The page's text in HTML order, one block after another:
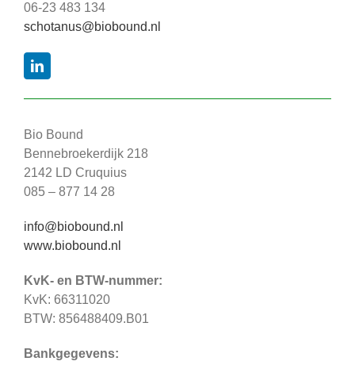
06-23 483 134
schotanus@biobound.nl
Bio Bound
Bennebroekerdijk 218
2142 LD Cruquius
085 – 877 14 28
info@biobound.nl
www.biobound.nl
KvK- en BTW-nummer:
KvK: 66311020
BTW: 856488409.B01
Bankgegevens: